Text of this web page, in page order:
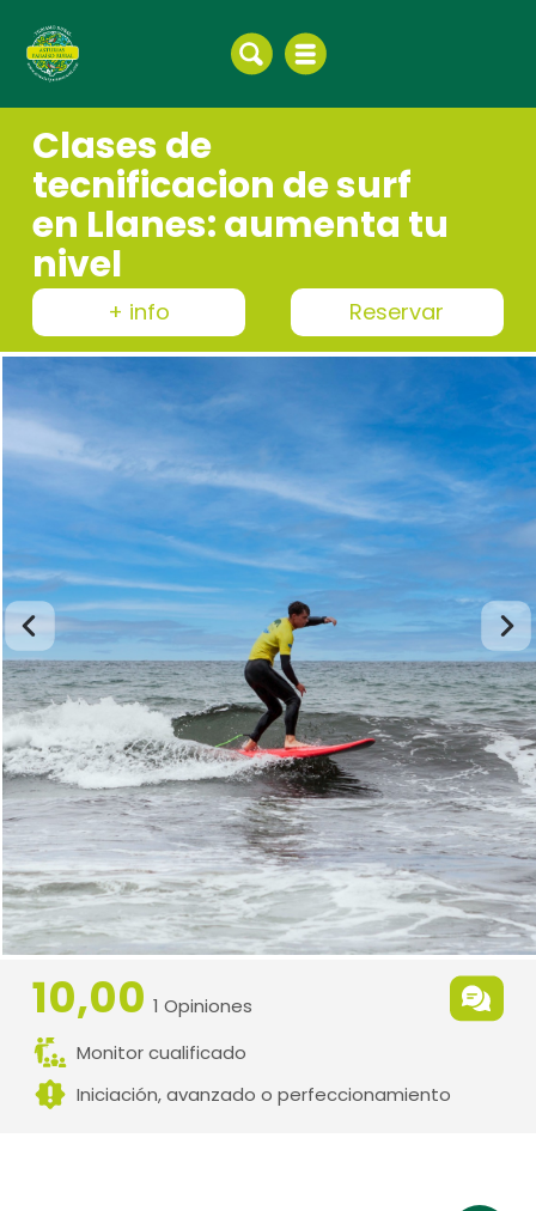
Clases de
tecnificacion de surf
en Llanes: aumenta tu
nivel
+ info Reservar
10,00 1 Opiniones
Monitor cualificado
Iniciación, avanzado o perfeccionamiento